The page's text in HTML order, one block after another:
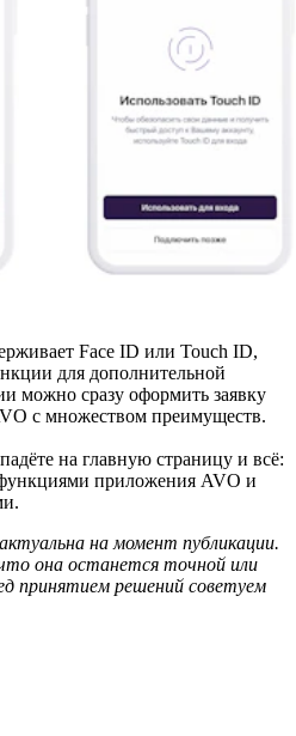
Face ID или Touch ID,
для дополнительной
можно сразу оформить заявку
с множеством преимуществ.
на главную страницу и всё:
приложения AVO и
на момент публикации.
она останется точной или
принятием решений советуем